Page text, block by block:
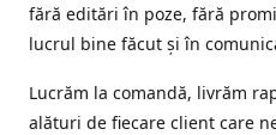
fără editări în poze, fără
lucrul bine făcut și în
Lucrăm la comandă, livrăm
alături de fiecare client care